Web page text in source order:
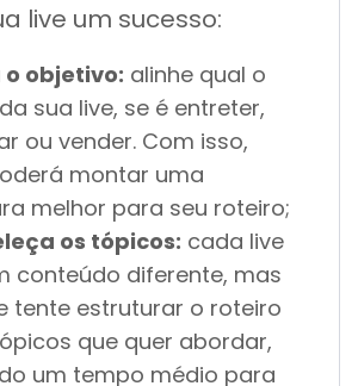
live um sucesso:
o objetivo: alinhe qual o
sua live, se é entreter,
ou vender. Com isso,
montar uma
melhor para seu roteiro;
os tópicos: cada live
conteúdo diferente, mas
tente estruturar o roteiro
que quer abordar,
um tempo médio para